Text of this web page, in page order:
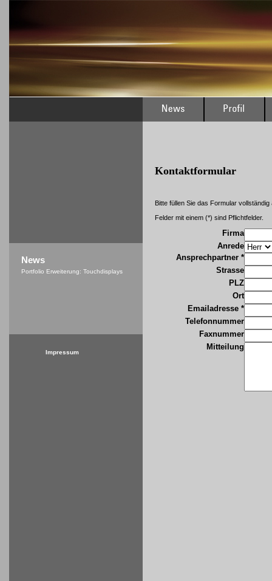
Kontaktformular
Bitte füllen Sie das Formular vollständig
Felder mit einem (*) sind Pflichtfelder.
Firma
Anrede
Ansprechpartner *
Strasse
PLZ
Ort
Emailadresse *
Telefonnummer
Faxnummer
Mitteilung
News
Portfolio Erweiterung: Touchdisplays
Impressum